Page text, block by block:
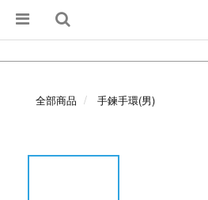
全部商品 手鍊手環(男)